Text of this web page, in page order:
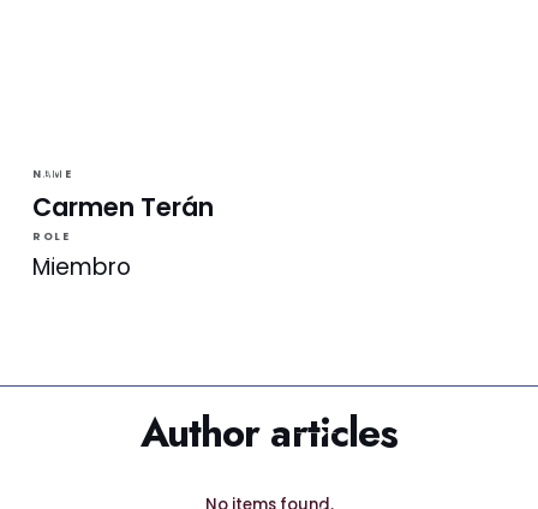
NOTICIAS
LA VINOTINTO TV
NAME
Carmen Terán
ROLE
Miembro
Author articles